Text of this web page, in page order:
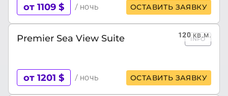
от 1109 $ / ночь ОСТАВИТЬ ЗАЯВКУ
120кв.м.
Premier Sea View Suite INFO
от 1201 $ / ночь ОСТАВИТЬ ЗАЯВКУ